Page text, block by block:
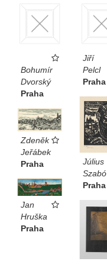
Bohumír
Dvorský
Praha
Jiří
Pelcl
Praha
Július
Szabó
Praha
Zdeněk
Jeřábek
Praha
Jan
Hruška
Praha